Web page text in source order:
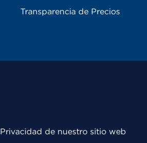
Transparencia de Precios
Privacidad de nuestro sitio web